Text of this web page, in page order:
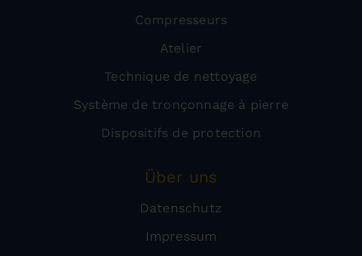
Compresseurs
Atelier
Technique de nettoyage
Système de tronçonnage à pierre
Dispositifs de protection
Über uns
Datenschutz
Impressum